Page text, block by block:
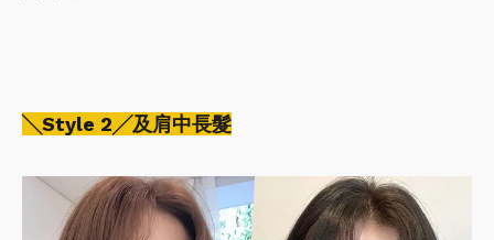
╲Style 2╱及肩中長髮